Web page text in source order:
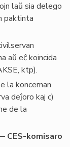
laŭ sia delego
paktinta
aŭ eĉ koincida
ktp).
la koncernan
deĵoro kaj c)
de la
CES-komisaro